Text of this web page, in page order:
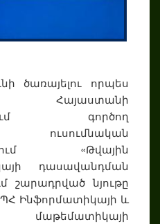
ծառայելու որպես
գործող
ուսումնական
«Թվային
դասավանդման
շարադրված նյութը
Ինֆորմատիկայի և